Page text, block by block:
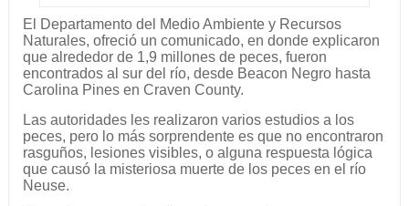
El Departamento del Medio Ambiente y Recursos
Naturales, ofreció un comunicado, en donde explicaron
que alrededor de 1,9 millones de peces, fueron
encontrados al sur del río, desde Beacon Negro hasta
Carolina Pines en Craven County.
Las autoridades les realizaron varios estudios a los
peces, pero lo más sorprendente es que no encontraron
rasguños, lesiones visibles, o alguna respuesta lógica
que causó la misteriosa muerte de los peces en el río
Neuse.